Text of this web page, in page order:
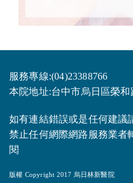
服務專線:(04)23388766
本院地址:台中市烏日區榮和
如有連結錯誤或是任何建議
禁止任何網際網路服務業者
閱
版權 Copyright 2017 烏日林新醫院